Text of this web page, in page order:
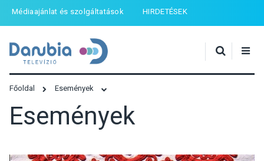
Médiaajánlat és szolgáltatások HIRDETÉSEK
Főoldal Események
Események